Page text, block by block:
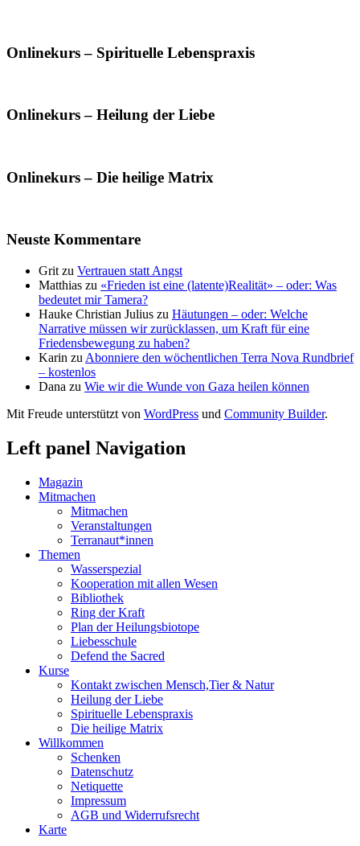
Onlinekurs – Spirituelle Lebenspraxis
Onlinekurs – Heilung der Liebe
Onlinekurs – Die heilige Matrix
Neuste Kommentare
Grit zu Vertrauen statt Angst
Matthias zu «Frieden ist eine (latente)Realität» – oder: Was
bedeutet mir Tamera?
Hauke Christian Julius zu Häutungen – oder: Welche
Narrative müssen wir zurücklassen, um Kraft für eine
Friedensbewegung zu haben?
Karin zu Abonniere den wöchentlichen Terra Nova Rundbrief
– kostenlos
Dana zu Wie wir die Wunde von Gaza heilen können
Mit Freude unterstützt von WordPress und Community Builder.
Left panel Navigation
Magazin
Mitmachen
Mitmachen
Veranstaltungen
Terranaut*innen
Themen
Wasserspezial
Kooperation mit allen Wesen
Bibliothek
Ring der Kraft
Plan der Heilungsbiotope
Liebesschule
Defend the Sacred
Kurse
Kontakt zwischen Mensch,Tier & Natur
Heilung der Liebe
Spirituelle Lebenspraxis
Die heilige Matrix
Willkommen
Schenken
Datenschutz
Netiquette
Impressum
AGB und Widerrufsrecht
Karte